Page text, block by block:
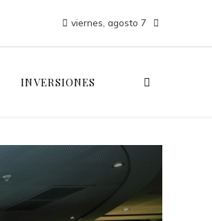
viernes, agosto 7
INVERSIONES